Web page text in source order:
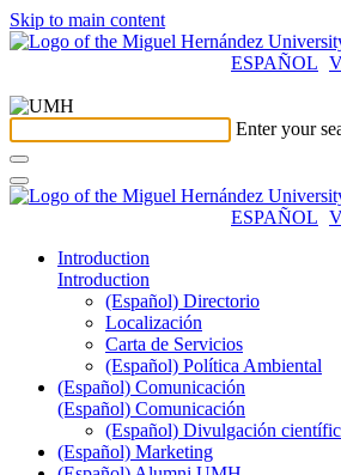
Skip to main content
ESPAÑOL
Enter your
ESPAÑOL
Introduction
Introduction
(Español) Directorio
Localización
Carta de Servicios
(Español) Política Ambiental
(Español) Comunicación
(Español) Comunicación
(Español) Divulgación
(Español) Marketing